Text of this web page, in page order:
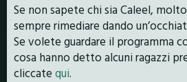
Se non sapete chi sia Caleel,
sempre rimediare dando
Se volete guardare il programma
cosa hanno detto alcuni ragazzi
cliccate qui.